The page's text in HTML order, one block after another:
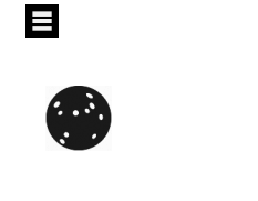
Pasar
principal